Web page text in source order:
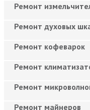
Ремонт
Ремонт духовых
Ремонт кофеварок
Ремонт
Ремонт
Ремонт майнеров